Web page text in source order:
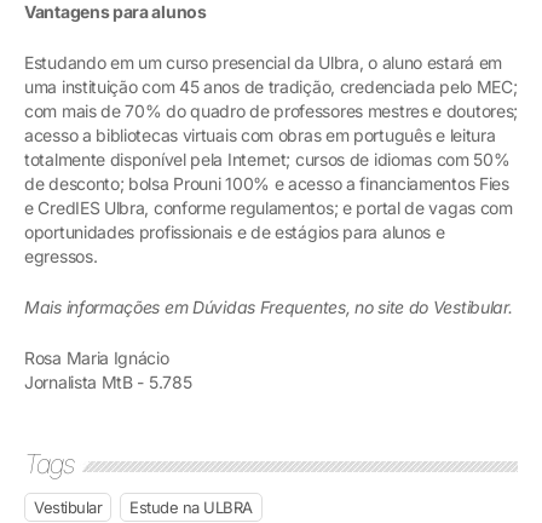
Vantagens para alunos
Estudando em um curso presencial da Ulbra, o aluno estará em
uma instituição com 45 anos de tradição, credenciada pelo MEC;
com mais de 70% do quadro de professores mestres e doutores;
acesso a bibliotecas virtuais com obras em português e leitura
totalmente disponível pela Internet; cursos de idiomas com 50%
de desconto; bolsa Prouni 100% e acesso a financiamentos Fies
e CredIES Ulbra, conforme regulamentos; e portal de vagas com
oportunidades profissionais e de estágios para alunos e
egressos.
Mais informações em Dúvidas Frequentes, no site do Vestibular.
Rosa Maria Ignácio
Jornalista MtB - 5.785
Tags
Vestibular Estude na ULBRA